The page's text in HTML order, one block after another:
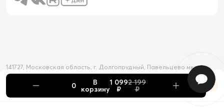
В
корзину
1 099
₽
2 199
₽
Товар добавлен в корзину
141727, Московская область, г. Долгопрудный, Павельцево мкр-н,
Новое шоссе, д. 56
2026 © Официальный интернет-магазин Happy Baby